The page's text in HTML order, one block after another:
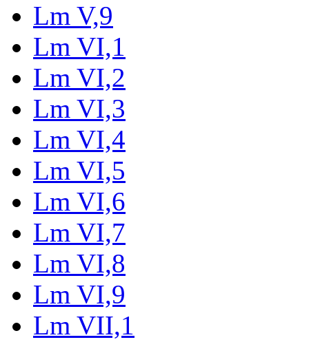
Lm V,9
Lm VI,1
Lm VI,2
Lm VI,3
Lm VI,4
Lm VI,5
Lm VI,6
Lm VI,7
Lm VI,8
Lm VI,9
Lm VII,1